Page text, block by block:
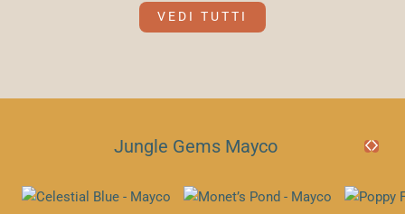
VEDI TUTTI
Jungle Gems Mayco